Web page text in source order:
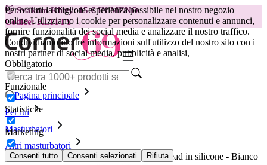
Per offrirti la migliore esperienza possibile nel nostro negozio
online.Utilizziamo i cookie per personalizzare contenuti e annunci,
fornire funzionalità dei social media e analizzare il nostro traffico.
Condividiamo inoltre informazioni sull'utilizzo del nostro sito con i
nostri partner di social media, pubblicità e analisi,
Obbligatorio
Funzionale
Statistiche
Marketing
Consenti tutto Consenti selezionati Rifiuta
😽Svakom Klitty: 15 € IN MENO
Codice: KLITTY →
Pagina principale
Per lui
Masturbatori
Altri masturbatori
Doc Johnson - GoodHead Glow Helping Head in silicone - Bianco